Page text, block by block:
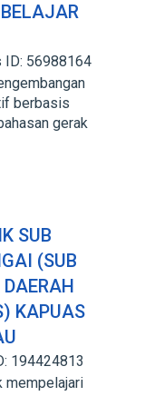
ID: 56988164
berbasis
gerak
SUB
(SUB
KAPUAS
194424813
mempelajari